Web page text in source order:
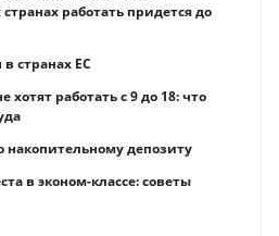
работать придется до
странах ЕС
хотят работать с 9 до 18: что
накопительному депозиту
в эконом-классе: советы